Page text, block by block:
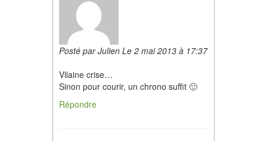
Posté par Julien Le 2 mai 2013 à 17:37
Vilaine crise…
Sinon pour courir, un chrono suffit 🙂
Répondre